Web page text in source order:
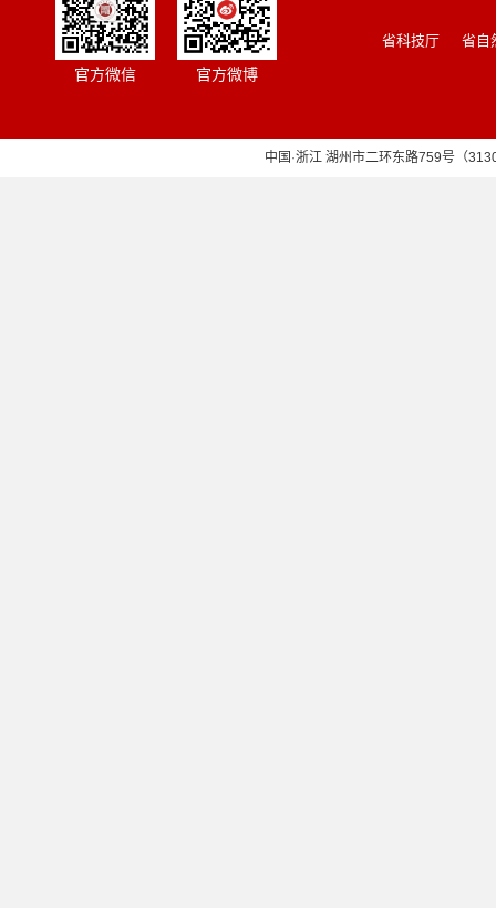
官方微信 官方微博
省科技厅 省自
中国·浙江 湖州市二环东路759号（